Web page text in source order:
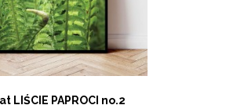
LIŚCIE PAPROCI no.2